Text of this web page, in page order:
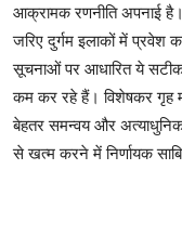
आक्रामक रणनीति अपनाई
जरिए दुर्गम इलाकों में प्रवेश
सूचनाओं पर आधारित ये सटीक
कम कर रहे हैं। विशेषकर गृह
बेहतर समन्वय और
से खत्म करने में निर्णायक